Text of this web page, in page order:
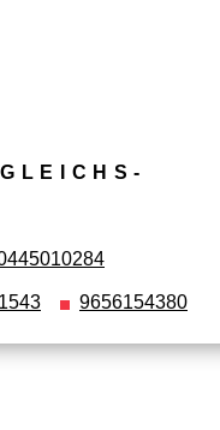
9656154380